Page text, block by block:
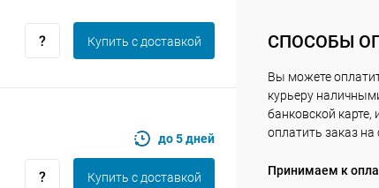
Купить c доставкой
до 5 дней
Купить c доставкой
СПОСОБЫ
Вы можете
курьеру
банковской карте,
оплатить заказ на
Принимаем к
Подробнееоб оплате Плайтом
25